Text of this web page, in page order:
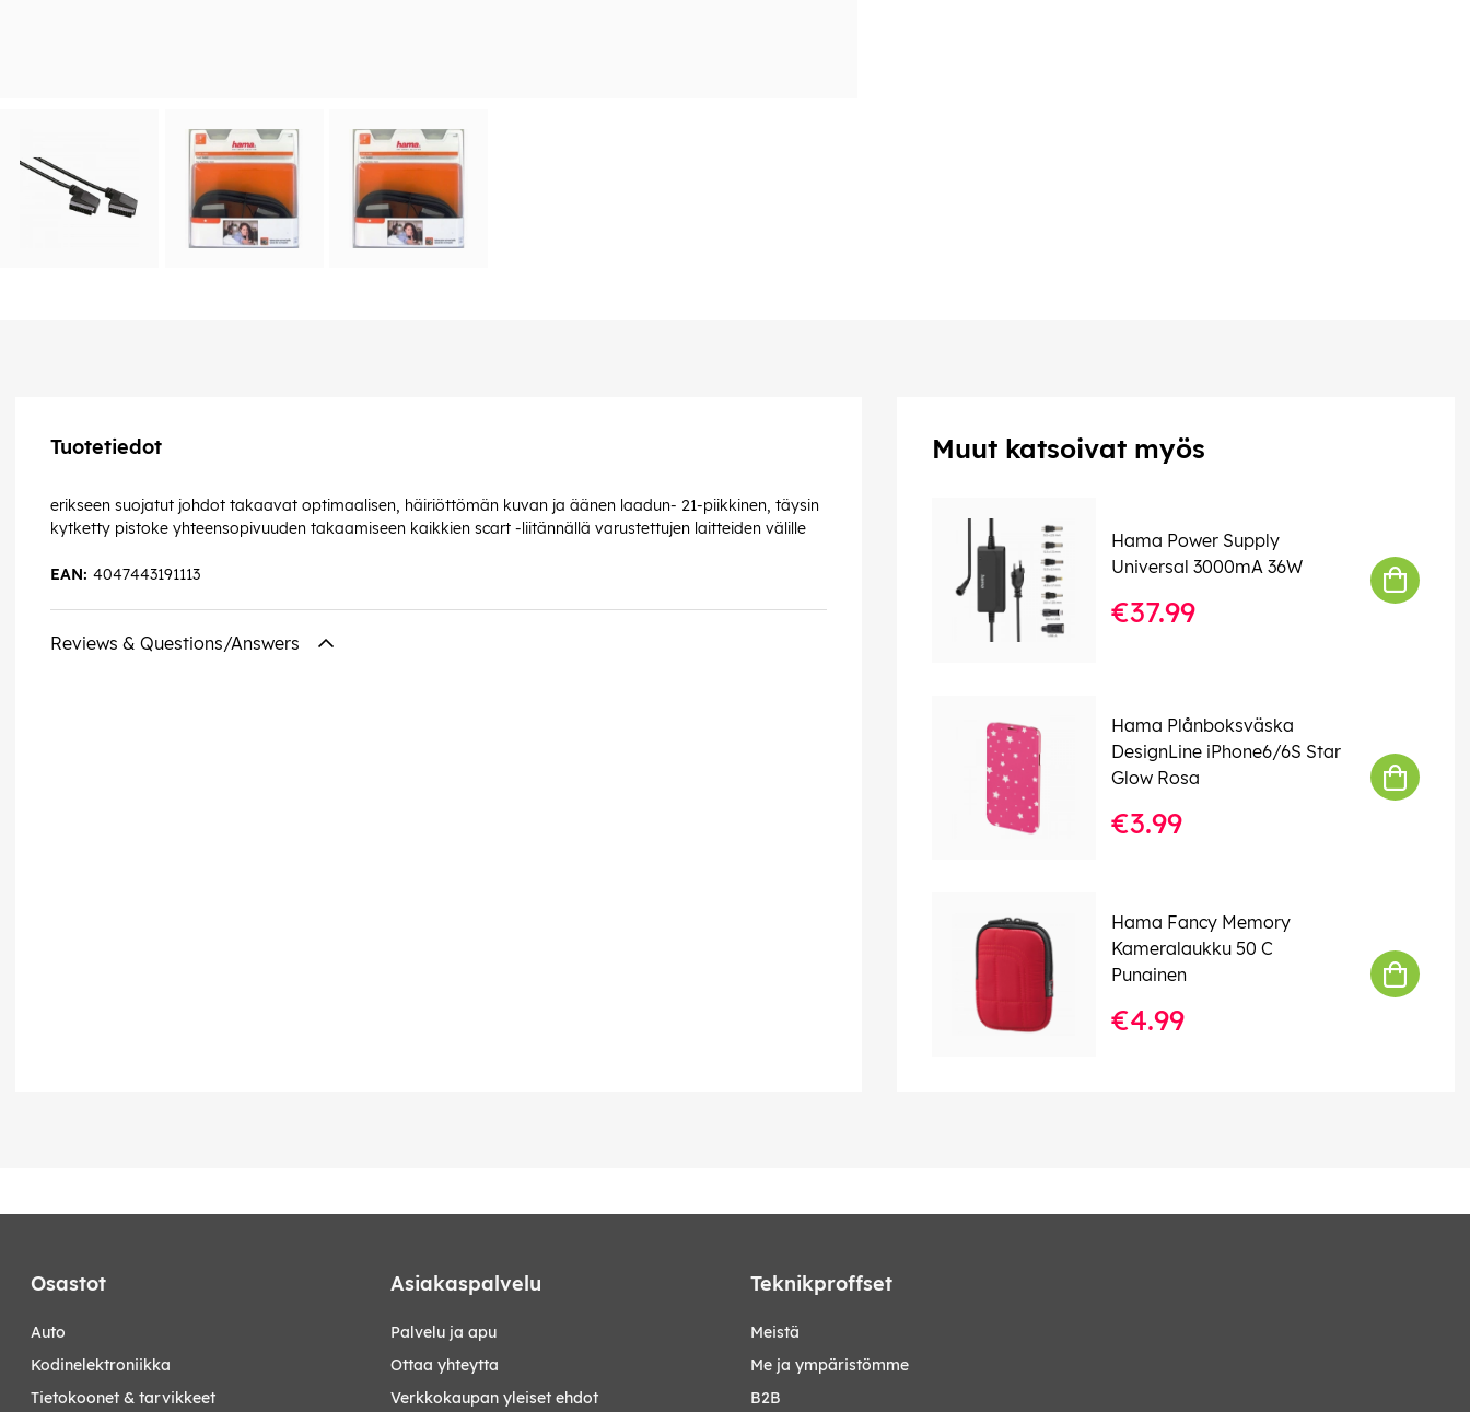
Tuotetiedot
erikseen suojatut johdot takaavat optimaalisen, häiriöttömän kuvan ja äänen laadun- 21-piikkinen, täysin
kytketty pistoke yhteensopivuuden takaamiseen kaikkien scart -liitännällä varustettujen laitteiden välille
4047443191113
EAN:
Reviews & Questions/Answers
Muut katsoivat myös
Hama Power Supply
Universal 3000mA 36W
€37.99
Hama Plånboksväska
DesignLine iPhone6/6S Star
Glow Rosa
€3.99
Hama Fancy Memory
Kameralaukku 50 C
Punainen
€4.99
Osastot
auto
kodinelektroniikka
tietokoonet & tarvikkeet
Asiakaspalvelu
Palvelu ja apu
Ottaa yhteytta
Verkkokaupan yleiset ehdot
Teknikproffset
Meistä
Me ja ympäristömme
B2B